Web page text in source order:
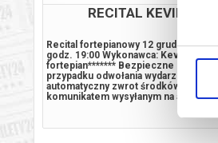
RECITAL KEVINA
Recital fortepianowy 12 grudnia
godz. 19:00 Wykonawca: Kevin Chen –
fortepian******* Bezpieczne zakupy w
przypadku odwołania wydarzenia,
automatyczny zwrot środków
komunikatem wysyłanym na adres e-